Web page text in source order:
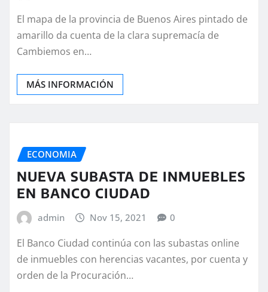
El mapa de la provincia de Buenos Aires pintado de
amarillo da cuenta de la clara supremacía de
Cambiemos en…
MÁS INFORMACIÓN
ECONOMIA
NUEVA SUBASTA DE INMUEBLES
EN BANCO CIUDAD
admin Nov 15, 2021 0
El Banco Ciudad continúa con las subastas online
de inmuebles con herencias vacantes, por cuenta y
orden de la Procuración…